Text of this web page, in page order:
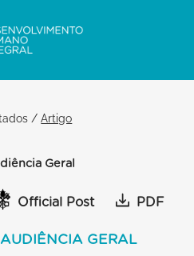
/Artigo
Geral
Official Post PDF
GERAL